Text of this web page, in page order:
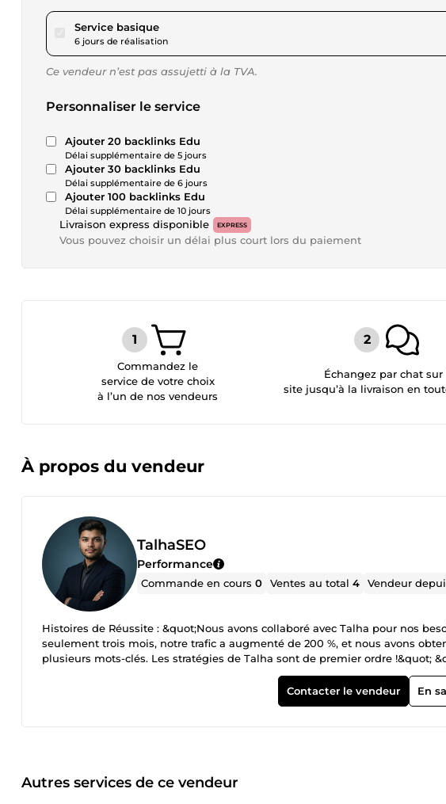
Service basiquepour 60,00 $US
6 jours de réalisation
Ce vendeur n’est pas assujetti à la TVA.
Personnaliser le service
Ajouter 20 backlinks Edu
Délai supplémentaire de 5 jours
Ajouter 30 backlinks Edu
Délai supplémentaire de 6 jours
Ajouter 100 backlinks Edu
Délai supplémentaire de 10 jours
Livraison express disponible EXPRESS
Vous pouvez choisir un délai plus court lors du paiement
Commandez le
service de votre choix
à l’un de nos vendeurs
Échangez par chat sur
site jusqu’à la livraison en
À propos du vendeur
TalhaSEO
Performance
Commande en cours0 Ventes au total4 Vendeur
Histoires de Réussite : &quot;Nous avons collaboré avec Talha pour nos
seulement trois mois, notre trafic a augmenté de 200 %, et nous avons
plusieurs mots-clés. Les stratégies de Talha sont de premier ordre !&quot;
transformé notre présence en ligne. Nous avons constaté une
domaine est passée de 15 à 60. Notre trafic organique a augmenté, et nos
améliorés.&quot; &quot;Le trafic de notre site web a explosé grâce aux
Nous voulons être mis en avant dans des médias premium pour améliorer
Contacter le vendeur En
Autres services de ce vendeur